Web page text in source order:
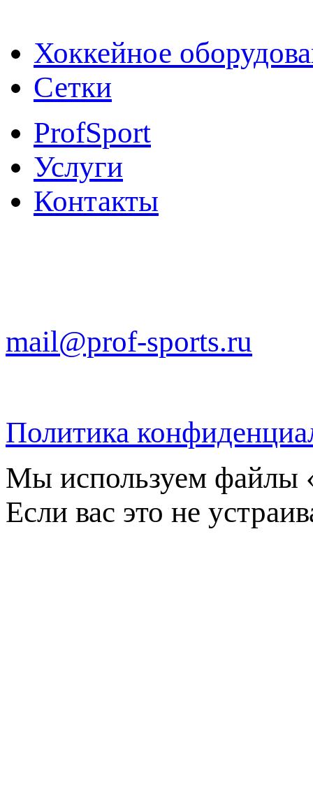
Хоккейное
Сетки
ProfSport
Услуги
Контакты
mail@prof-sports.ru
Политика
Мы используем файлы
Если вас это не